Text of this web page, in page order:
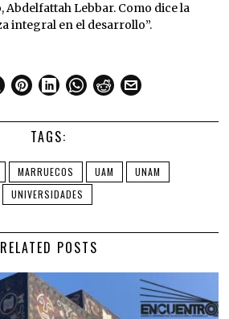
Abdelfattah Lebbar. Como dice la
integral en el desarrollo”.
TAGS:
MARRUECOS UAM
UNAM
UNIVERSIDADES
RELATED POSTS